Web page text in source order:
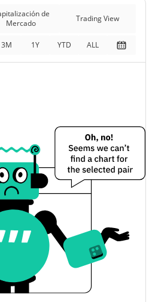
Fort Knox
99.93%
de
Mercado
Trading View
3M 1Y YTD ALL